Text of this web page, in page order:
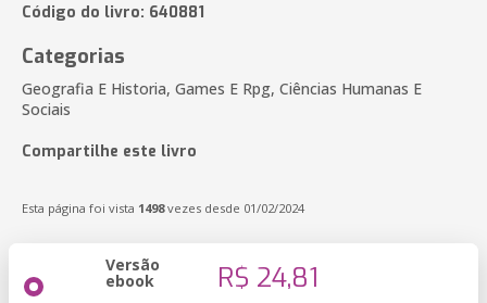
Código do livro: 640881
Categorias
Geografia E Historia, Games E Rpg, Ciências Humanas E
Sociais
Compartilhe este livro
Esta página foi vista 1498vezes desde 01/02/2024
Versão
ebook R$ 24,81